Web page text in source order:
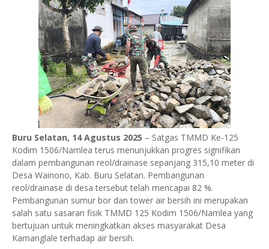
Buru Selatan, 14 Agustus 2025 – Satgas TMMD Ke-125
Kodim 1506/Namlea terus menunjukkan progres signifikan
dalam pembangunan reol/drainase sepanjang 315,10 meter di
Desa Wainono, Kab. Buru Selatan. Pembangunan
reol/drainase di desa tersebut telah mencapai 82 %.
Pembangunan sumur bor dan tower air bersih ini merupakan
salah satu sasaran fisik TMMD 125 Kodim 1506/Namlea yang
bertujuan untuk meningkatkan akses masyarakat Desa
Kamanglale terhadap air bersih.